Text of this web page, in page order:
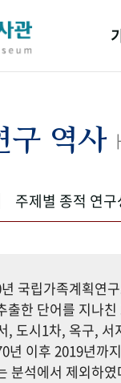
연
구 역사
주제별 종적 연구
국립가족계획연
출한 단어를 지나
, 도시1차, 옥구,
년 이후 2019년까
분석에서 제외하였